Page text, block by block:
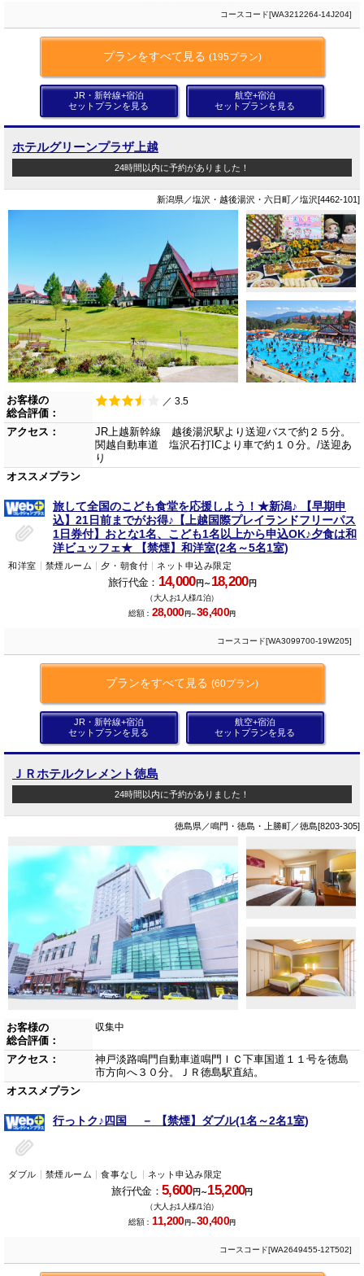
コースコード[WA3212264-14J204]
プランをすべて見る (195プラン)
JR・新幹線+宿泊
セットプランを見る
航空+宿泊
セットプランを見る
ホテルグリーンプラザ上越
24時間以内に予約がありました！
新潟県／塩沢・越後湯沢・六日町／塩沢[4462-101]
お客様の
総合評価：
／ 3.5
アクセス：
JR上越新幹線 越後湯沢駅より送迎バスで約２５分。
関越自動車道 塩沢石打ICより車で約１０分。/送迎あ
り
オススメプラン
旅して全国のこども食堂を応援しよう！★新潟♪ 【早期申
込】21日前までがお得♪【上越国際プレイランドフリーパス
1日券付】おとな1名、こども1名以上から申込OK♪夕食は和
洋ビュッフェ★ 【禁煙】和洋室(2名～5名1室)
和洋室 禁煙ルーム 夕・朝食付 ネット申込み限定
旅行代金： 14,000円～18,200円
（大人お1人様/1泊）
総額： 28,000円～36,400円
コースコード[WA3099700-19W205]
プランをすべて見る (60プラン)
JR・新幹線+宿泊
セットプランを見る
航空+宿泊
セットプランを見る
ＪＲホテルクレメント徳島
24時間以内に予約がありました！
徳島県／鳴門・徳島・上勝町／徳島[8203-305]
お客様の
総合評価：
収集中
アクセス：
神戸淡路鳴門自動車道鳴門ＩＣ下車国道１１号を徳島
市方向へ３０分。ＪＲ徳島駅直結。
オススメプラン
行っトク♪四国 － 【禁煙】ダブル(1名～2名1室)
ダブル 禁煙ルーム 食事なし ネット申込み限定
旅行代金： 5,600円～15,200円
（大人お1人様/1泊）
総額： 11,200円～30,400円
コースコード[WA2649455-12T502]